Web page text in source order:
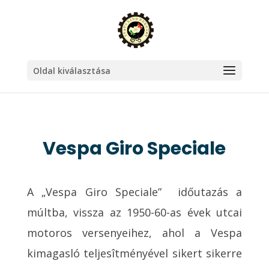
Oldal kiválasztása
Vespa Giro Speciale
A „Vespa Giro Speciale” időutazás a
múltba, vissza az 1950-60-as évek utcai
motoros versenyeihez, ahol a Vespa
kimagasló teljesîtményével sikert sikerre